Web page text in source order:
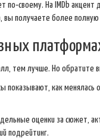
по‑своему. На IMDb
вы получаете более полную
тем лучше. Но обратите
показывают, как
оценки за сюжет,
подрейтинг.